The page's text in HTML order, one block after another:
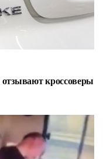
кроссоверы